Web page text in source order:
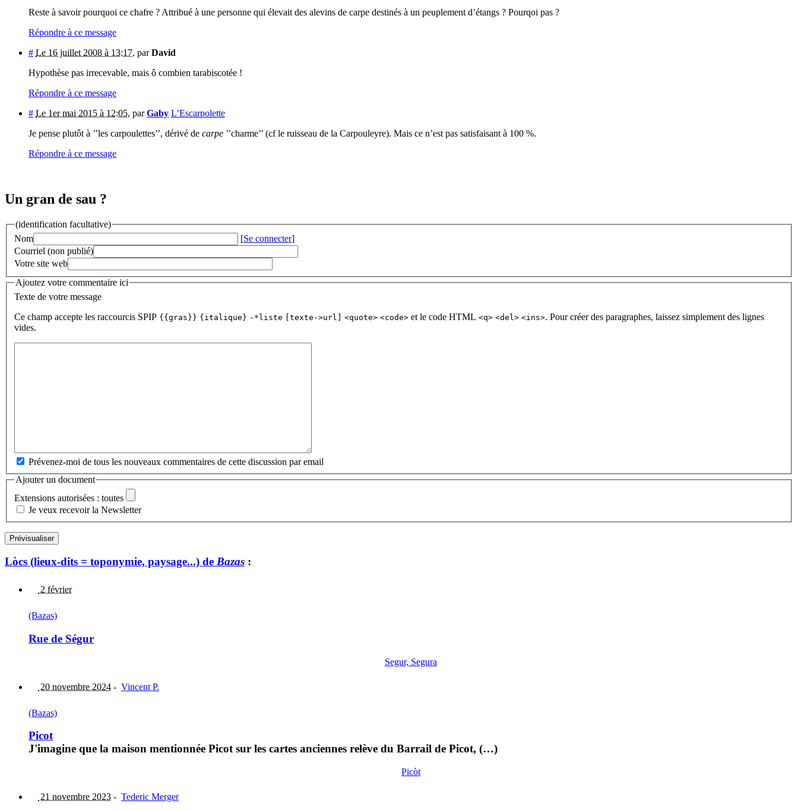
Reste à savoir pourquoi ce chafre ? Attribué à une personne qui élevait des alevins de carpe destinés à un peuplement d’étangs ? Pourqoi pas ?
Répondre à ce message
# Le 16 juillet 2008 à 13:17, parDavid
Hypothèse pas irrecevable, mais ô combien tarabiscotée !
Répondre à ce message
# Le 1er mai 2015 à 12:05, parGaby L’Escarpolette
Je pense plutôt à ’’les carpoulettes’’, dérivé de carpe ’’charme’’ (cf le ruisseau de la Carpouleyre). Mais ce n’est pas satisfaisant à 100 %.
Répondre à ce message
Un gran de sau ?
(identification facultative)
Nom
[Se connecter]
Courriel (non publié)
Votre site web
Ajoutez votre commentaire ici
Texte de votre message
Ce champ accepte les raccourcis SPIP {{gras}} {italique} -*liste [texte->url] <quote> <code> et le code HTML <q> <del> <ins>. Pour créer des paragraphes, laissez simplement des lignes
vides.
Prévenez-moi de tous les nouveaux commentaires de cette discussion par email
Ajouter un document
Extensions autorisées : toutes
Je veux recevoir la Newsletter
Lòcs (lieux-dits = toponymie, paysage...) de Bazas :
2 février
(Bazas)
Rue de Ségur
Segur, Segura
20 novembre 2024 - Vincent P.
(Bazas)
Picot
J'imagine que la maison mentionnée Picot sur les cartes anciennes relève du Barrail de Picot, (…)
Picòt
21 novembre 2023 - Tederic Merger